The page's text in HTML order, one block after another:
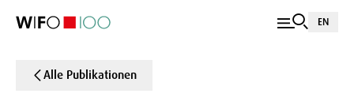
EN
Alle Publikationen